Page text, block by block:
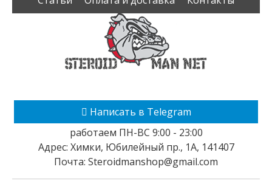
Написать в Telegram
работаем ПН-ВС 9:00 - 23:00
Адрес: Химки, Юбилейный пр., 1А, 141407
Почта: Steroidmanshop@gmail.com